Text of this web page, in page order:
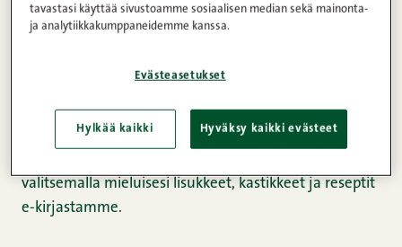
rehua.
grillausvinkit. Vaivatonta grillaaminen puolestaan on,
kun hyödynnät Snellmannilaisten valmiita
valitsemalla mieluisesi lisukkeet, kastikkeet ja reseptit
e-kirjastamme.
tavastasi käyttää sivustoamme sosiaalisen median sekä mainonta-
ja analytiikkakumppaneidemme kanssa.
Evästeasetukset
Hylkää kaikki Hyväksy kaikki evästeet